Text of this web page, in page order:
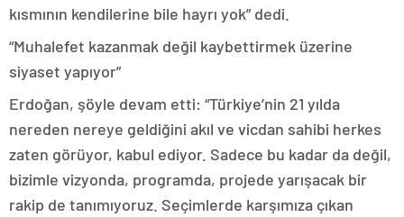
kısmının kendilerine bile hayrı yok” dedi.
“Muhalefet kazanmak değil kaybettirmek üzerine
siyaset yapıyor”
Erdoğan, şöyle devam etti: “Türkiye’nin 21 yılda
nereden nereye geldiğini akıl ve vicdan sahibi herkes
zaten görüyor, kabul ediyor. Sadece bu kadar da değil,
bizimle vizyonda, programda, projede yarışacak bir
rakip de tanımıyoruz. Seçimlerde karşımıza çıkan